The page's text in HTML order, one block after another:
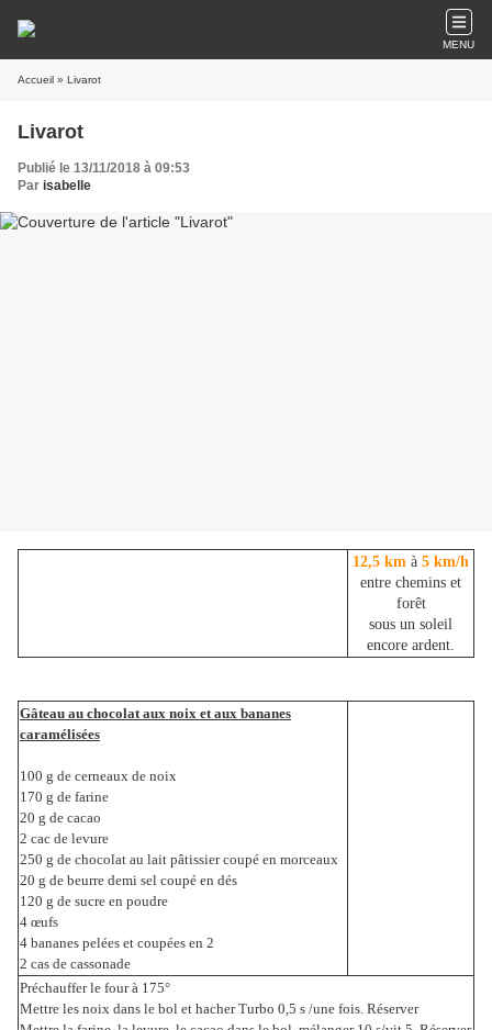
MENU
Accueil » Livarot
Livarot
Publié le 13/11/2018 à 09:53
Par isabelle
12,5 km à 5 km/h
entre chemins et
forêt
sous un soleil
encore ardent.
Gâteau au chocolat aux noix et aux bananes
caramélisées
100 g de cerneaux de noix
170 g de farine
20 g de cacao
2 cac de levure
250 g de chocolat au lait pâtissier coupé en morceaux
20 g de beurre demi sel coupé en dés
120 g de sucre en poudre
4 œufs
4 bananes pelées et coupées en 2
2 cas de cassonade
Préchauffer le four à 175°
Mettre les noix dans le bol et hacher Turbo 0,5 s /une fois. Réserver